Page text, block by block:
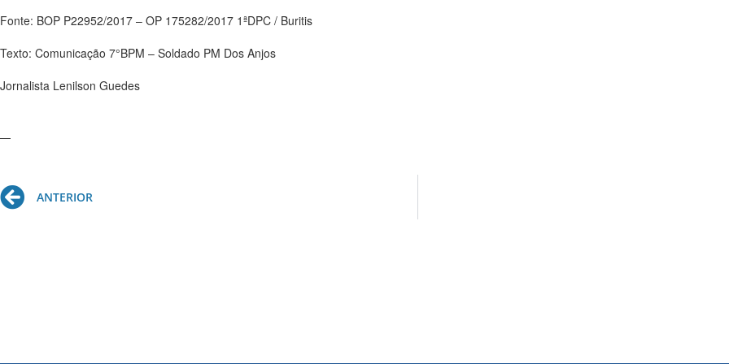
Fonte: BOP P22952/2017 – OP 175282/2017 1ªDPC / Buritis
Texto: Comunicação 7°BPM – Soldado PM Dos Anjos
Jornalista Lenilson Guedes
—
Prev
ANTERIOR